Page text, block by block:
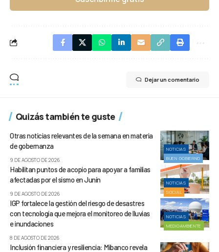
Dejar un comentario
Quizás también te guste
NOTICIAS
BUEN GOBIERNO
Otras noticias relevantes de la semana en materia
de gobernanza
9 DE AGOSTO DE 2026
NOTICIAS
SOCIAL
Habilitan puntos de acopio para apoyar a familias
afectadas por el sismo en Junín
9 DE AGOSTO DE 2026
NOTICIAS
MEDIOAMBIENTE
IGP fortalece la gestión del riesgo de desastres
con tecnología que mejora el monitoreo de lluvias
e inundaciones
8 DE AGOSTO DE 2026
Inclusión financiera y resiliencia: Mibanco revela